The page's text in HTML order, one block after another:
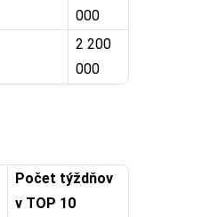
000
2 200
000
Počet týždňov
v TOP 10